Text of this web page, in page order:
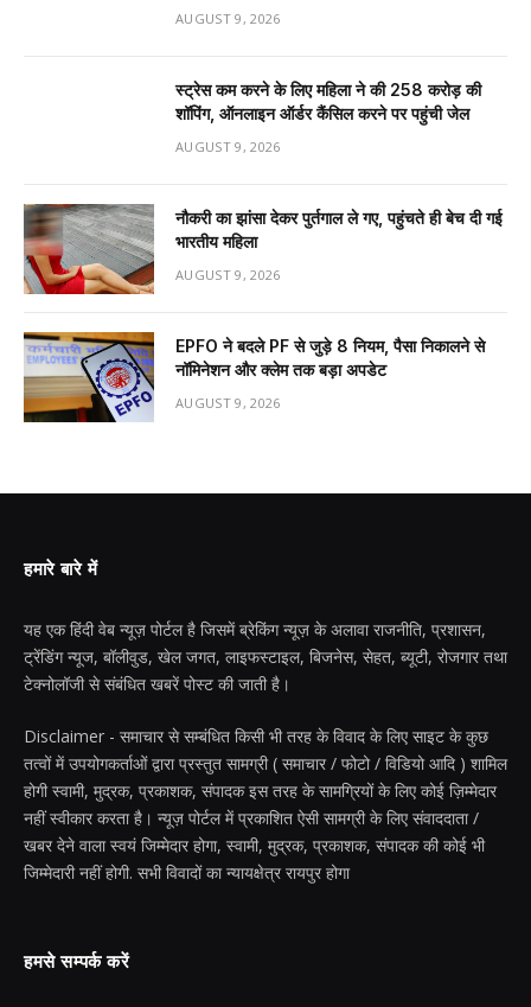
AUGUST 9, 2026
स्ट्रेस कम करने के लिए महिला ने की ₹258 करोड़ की
शॉपिंग, ऑनलाइन ऑर्डर कैंसिल करने पर पहुंची जेल
AUGUST 9, 2026
नौकरी का झांसा देकर पुर्तगाल ले गए, पहुंचते ही बेच दी गई
भारतीय महिला
AUGUST 9, 2026
EPFO ने बदले PF से जुड़े 8 नियम, पैसा निकालने से
नॉमिनेशन और क्लेम तक बड़ा अपडेट
AUGUST 9, 2026
हमारे बारे में
यह एक हिंदी वेब न्यूज़ पोर्टल है जिसमें ब्रेकिंग न्यूज़ के अलावा राजनीति, प्रशासन,
ट्रेंडिंग न्यूज, बॉलीवुड, खेल जगत, लाइफस्टाइल, बिजनेस, सेहत, ब्यूटी, रोजगार तथा
टेक्नोलॉजी से संबंधित खबरें पोस्ट की जाती है।
Disclaimer - समाचार से सम्बंधित किसी भी तरह के विवाद के लिए साइट के कुछ
तत्वों में उपयोगकर्ताओं द्वारा प्रस्तुत सामग्री ( समाचार / फोटो / विडियो आदि ) शामिल
होगी स्वामी, मुद्रक, प्रकाशक, संपादक इस तरह के सामग्रियों के लिए कोई ज़िम्मेदार
नहीं स्वीकार करता है। न्यूज़ पोर्टल में प्रकाशित ऐसी सामग्री के लिए संवाददाता /
खबर देने वाला स्वयं जिम्मेदार होगा, स्वामी, मुद्रक, प्रकाशक, संपादक की कोई भी
जिम्मेदारी नहीं होगी. सभी विवादों का न्यायक्षेत्र रायपुर होगा
हमसे सम्पर्क करें